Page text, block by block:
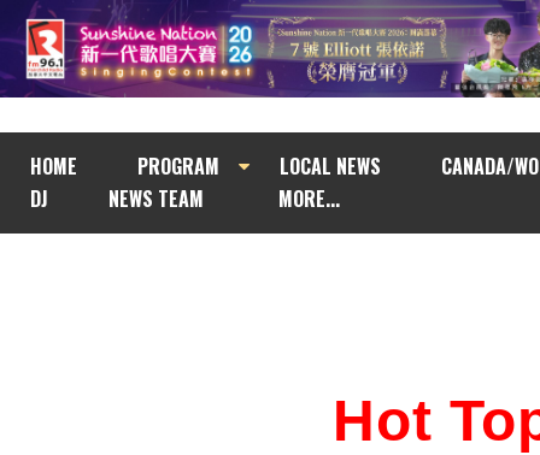
HOME PROGRAM LOCAL NEWS
CANADA/
DJ
NEWS TEAM MORE...
Hot